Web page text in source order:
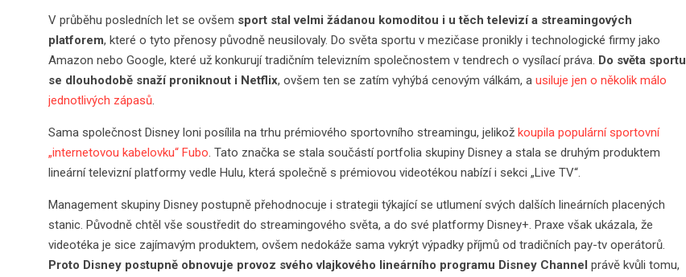
V průběhu posledních let se ovšem sport stal velmi žádanou komoditou i u těch televizí a streamingových
platforem, které o tyto přenosy původně neusilovaly. Do světa sportu v mezičase pronikly i technologické firmy jako
Amazon nebo Google, které už konkurují tradičním televizním společnostem v tendrech o vysílací práva. Do světa sportu
se dlouhodobě snaží proniknout i Netflix, ovšem ten se zatím vyhýbá cenovým válkám, a usiluje jen o několik málo
jednotlivých zápasů.
Sama společnost Disney loni posílila na trhu prémiového sportovního streamingu, jelikož koupila populární sportovní
„internetovou kabelovku“ Fubo. Tato značka se stala součástí portfolia skupiny Disney a stala se druhým produktem
lineární televizní platformy vedle Hulu, která společně s prémiovou videotékou nabízí i sekci „Live TV“.
Management skupiny Disney postupně přehodnocuje i strategii týkající se utlumení svých dalších lineárních placených
stanic. Původně chtěl vše soustředit do streamingového světa, a do své platformy Disney+. Praxe však ukázala, že
videotéka je sice zajímavým produktem, ovšem nedokáže sama vykrýt výpadky příjmů od tradičních pay-tv operátorů.
Proto Disney postupně obnovuje provoz svého vlajkového lineárního programu Disney Channel právě kvůli tomu,